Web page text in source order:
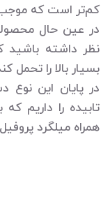
کم‌تر است که
در عین حال
نظر داشته باشید
بسیار بالا را تحمل
در پایان این نوع
تابیده را داریم
همراه میلگرد